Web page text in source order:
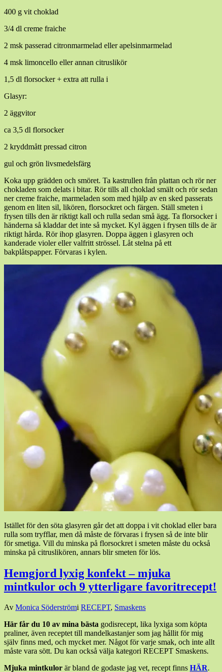
400 g vit choklad
3/4 dl creme fraiche
2 msk passerad citronmarmelad eller apelsinmarmelad
4 msk limoncello eller annan citruslikör
1,5 dl florsocker + extra att rulla i
Glasyr:
2 äggvitor
ca 3,5 dl florsocker
2 kryddmått pressad citron
gul och grön livsmedelsfärg
Koka upp grädden och smöret. Ta kastrullen från plattan och rör ner
chokladen som delats i bitar. Rör tills all choklad smält och rör sedan
ner creme fraiche, marmeladen som med hjälp av en sked passerats
genom en liten sil, likören, florsockret och färgen. Ställ smeten i
frysen tills den är riktigt kall och rulla sedan små ägg. Ta florsocker i
händerna så kladdar det inte så mycket. Kyl äggen i frysen tills de är
riktigt hårda. Rör ihop glasyren. Doppa äggen i glasyren och
kanderade violer eller valfritt strössel. Låt stelna på ett
bakplåtspapper. Förvaras i kylen.
Istället för den söta glasyren går det att doppa i vit choklad eller bara
rulla som tryfflar, men då måste de förvaras i frysen så de inte blir
för smetiga. Vill du minska på florsockret i smeten måste du också
minska på citruslikören, annars blir smeten för lös.
Hemgjord lyxig konfekt – mjuka
mintkulor och 9 ytterligare favoritrecept!
Den
december,
202327
december,
2023
Av Monica Söderströmi RECEPT, Smaskens
Här får du 10 av mina bästa godisrecept, lika lyxiga som köpta
praliner, även receptet till mandelkastanjer som jag hållit för mig
själv finns med, och mycket mer. Något för varje smak, och inte allt
måste vara sött. Du kan också välja kategori RECEPT Smaskens.
Mjuka mintkulor är bland de godaste jag vet, recept finns HÄR.